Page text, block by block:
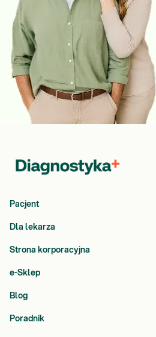
Pacjent
Dla lekarza
Strona korporacyjna
e-Sklep
Blog
Poradnik